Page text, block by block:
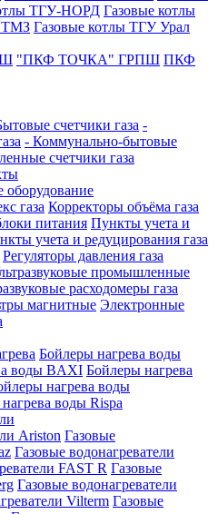
ТГУ-НОРД Газовые котлы
ТМЗ Газовые котлы ТГУ Урал
"ПКФ ТОЧКА" ГРПШ ПКФ
счетчики газа -
- Коммунально-бытовые
счетчики газа
газа Корректоры объёма газа
питания Пункты учета и
учета и редуцирования газа
Регуляторы давления газа
промышленные
расходомеры газа
магнитные Электронные
Бойлеры нагрева воды
воды BAXI Бойлеры нагрева
нагрева воды
воды Rispa
Ariston Газовые
Газовые водонагреватели
FAST R Газовые
Газовые водонагреватели
Vilterm Газовые